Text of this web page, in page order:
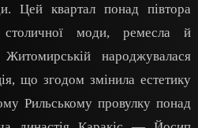
Цей квартал понад півтора
столичної моди, ремесла й
народжувалася
що згодом змінила естетику
Рильському провулку понад